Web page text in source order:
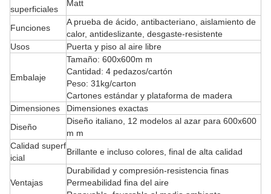
superficiales
Matt
Funciones
A prueba de ácido, antibacteriano, aislamiento de
calor, antideslizante, desgaste-resistente
Usos
Puerta y piso al aire libre
Embalaje
Tamaño: 600x600m m
Cantidad: 4 pedazos/cartón
Peso: 31kg/carton
Cartones estándar y plataforma de madera
Dimensiones
Dimensiones exactas
Diseño
Diseño italiano, 12 modelos al azar para 600x600
m m
Calidad superf
icial
Brillante e incluso colores, final de alta calidad
Ventajas
Durabilidad y compresión-resistencia finas
Permeabilidad fina del aire